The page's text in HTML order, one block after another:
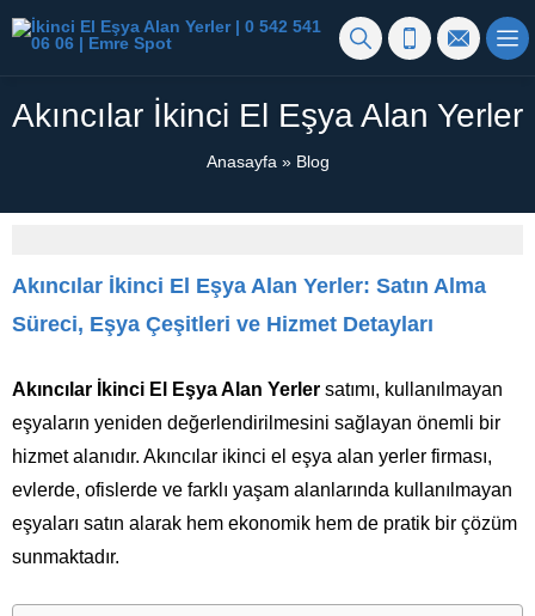
Akıncılar İkinci El Eşya Alan Yerler
Anasayfa » Blog
Akıncılar İkinci El Eşya Alan Yerler: Satın Alma
Süreci, Eşya Çeşitleri ve Hizmet Detayları
Akıncılar İkinci El Eşya Alan Yerler satımı, kullanılmayan
eşyaların yeniden değerlendirilmesini sağlayan önemli bir
hizmet alanıdır. Akıncılar ikinci el eşya alan yerler firması,
evlerde, ofislerde ve farklı yaşam alanlarında kullanılmayan
eşyaları satın alarak hem ekonomik hem de pratik bir çözüm
sunmaktadır.